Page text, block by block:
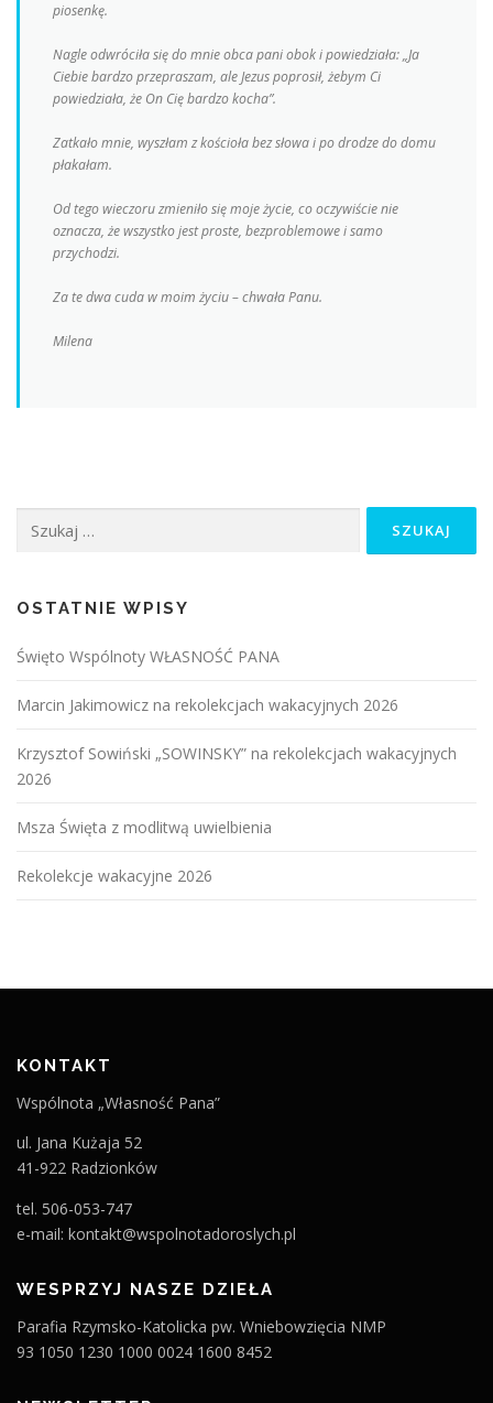
piosenkę.
Nagle odwróciła się do mnie obca pani obok i powiedziała: „Ja
Ciebie bardzo przepraszam, ale Jezus poprosił, żebym Ci
powiedziała, że On Cię bardzo kocha”.
Zatkało mnie, wyszłam z kościoła bez słowa i po drodze do domu
płakałam.
Od tego wieczoru zmieniło się moje życie, co oczywiście nie
oznacza, że wszystko jest proste, bezproblemowe i samo
przychodzi.
Za te dwa cuda w moim życiu – chwała Panu.
Milena
OSTATNIE WPISY
Święto Wspólnoty WŁASNOŚĆ PANA
Marcin Jakimowicz na rekolekcjach wakacyjnych 2026
Krzysztof Sowiński „SOWINSKY” na rekolekcjach wakacyjnych
2026
Msza Święta z modlitwą uwielbienia
Rekolekcje wakacyjne 2026
KONTAKT
Wspólnota „Własność Pana”
ul. Jana Kużaja 52
41-922 Radzionków
tel. 506-053-747
e-mail: kontakt@wspolnotadoroslych.pl
WESPRZYJ NASZE DZIEŁA
Parafia Rzymsko-Katolicka pw. Wniebowzięcia NMP
93 1050 1230 1000 0024 1600 8452